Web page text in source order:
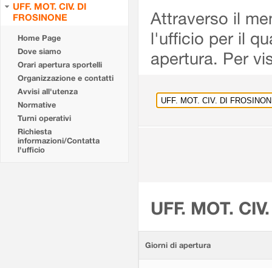
UFF. MOT. CIV. DI
FROSINONE
Home Page
Dove siamo
Orari apertura sportelli
Organizzazione e contatti
Avvisi all'utenza
Normative
Turni operativi
Richiesta
informazioni/Contatta
l'ufficio
Attraverso il
l'ufficio per il
apertura. Per
UFF. MOT.
Giorni di apertura